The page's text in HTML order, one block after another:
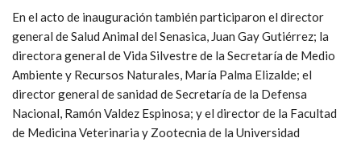
En el acto de inauguración también participaron el director
general de Salud Animal del Senasica, Juan Gay Gutiérrez; la
directora general de Vida Silvestre de la Secretaría de Medio
Ambiente y Recursos Naturales, María Palma Elizalde; el
director general de sanidad de Secretaría de la Defensa
Nacional, Ramón Valdez Espinosa; y el director de la Facultad
de Medicina Veterinaria y Zootecnia de la Universidad